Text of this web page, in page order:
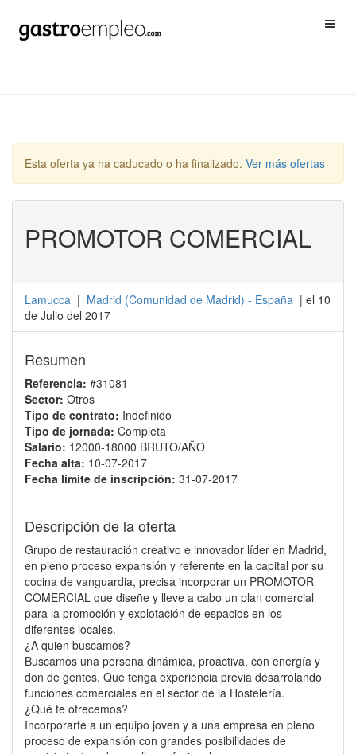
Esta oferta ya ha caducado o ha finalizado. Ver más ofertas
PROMOTOR COMERCIAL
Lamucca | Madrid (Comunidad de Madrid) - España | el 10
de Julio del 2017
Resumen
Referencia: #31081
Sector: Otros
Tipo de contrato: Indefinido
Tipo de jornada: Completa
Salario: 12000-18000 BRUTO/AÑO
Fecha alta: 10-07-2017
Fecha límite de inscripción: 31-07-2017
Descripción de la oferta
Grupo de restauración creativo e innovador líder en Madrid,
en pleno proceso expansión y referente en la capital por su
cocina de vanguardia, precisa incorporar un PROMOTOR
COMERCIAL que diseñe y lleve a cabo un plan comercial
para la promoción y explotación de espacios en los
diferentes locales.
¿A quien buscamos?
Buscamos una persona dinámica, proactiva, con energía y
don de gentes. Que tenga experiencia previa desarrolando
funciones comerciales en el sector de la Hostelería.
¿Qué te ofrecemos?
Incorporarte a un equipo joven y a una empresa en pleno
proceso de expansión con grandes posibilidades de